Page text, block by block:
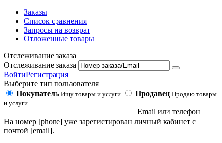
Заказы
Список сравнения
Запросы на возврат
Отложенные товары
Отслеживание заказа
Отслеживание заказа
ВойтиРегистрация
Выберите тип пользователя
Покупатель Ищу товары и услуги Продавец Продаю товары
и услуги
Email или телефон
На номер [phone] уже зарегистирован личный кабинет с
почтой [email].